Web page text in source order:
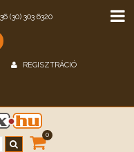
(30) 303 6320
REGISZTRÁCIÓ
0